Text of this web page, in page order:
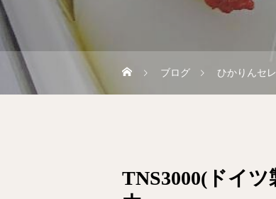
ブログ ひかりんセ
TNS3000(ドイ